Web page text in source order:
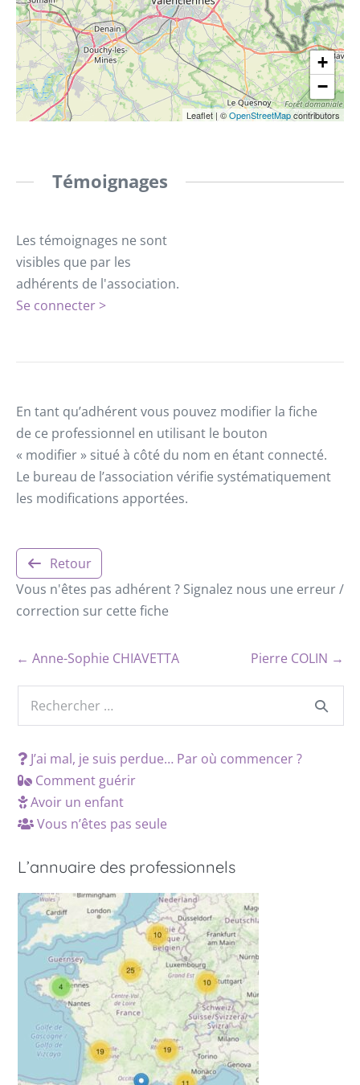
+
−
Leaflet | ©OpenStreetMapcontributors
Témoignages
Les témoignages ne sont
visibles que par les
adhérents de l'association.
Se connecter >
En tant qu’adhérent vous pouvez modifier la fiche
de ce professionnel en utilisant le bouton
« modifier » situé à côté du nom en étant connecté.
Le bureau de l’association vérifie systématiquement
les modifications apportées.
Retour
Vous n'êtes pas adhérent ? Signalez nous une erreur /
correction sur cette fiche
← Anne-Sophie CHIAVETTA Pierre COLIN →
J’ai mal, je suis perdue… Par où commencer ?
Comment guérir
Avoir un enfant
Vous n’êtes pas seule
L’annuaire des professionnels